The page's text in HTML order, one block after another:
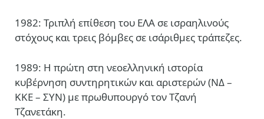
1982: Τριπλή επίθεση του ΕΛΑ σε ισραηλινούς
στόχους και τρεις βόμβες σε ισάριθμες τράπεζες.
1989: Η πρώτη στη νεοελληνική ιστορία
κυβέρνηση συντηρητικών και αριστερών (ΝΔ –
ΚΚΕ – ΣΥΝ) με πρωθυπουργό τον Τζανή
Τζανετάκη.